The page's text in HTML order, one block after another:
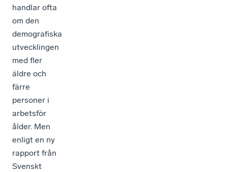
handlar ofta
om den
demografiska
utvecklingen
med fler
äldre och
färre
personer i
arbetsför
ålder. Men
enligt en ny
rapport från
Svenskt